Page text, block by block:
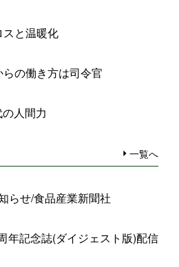
スと温暖化
らの働き方は司令官
の人間力
一覧へ
らせ/食品産業新聞社
年記念誌(ダイジェスト版)配信